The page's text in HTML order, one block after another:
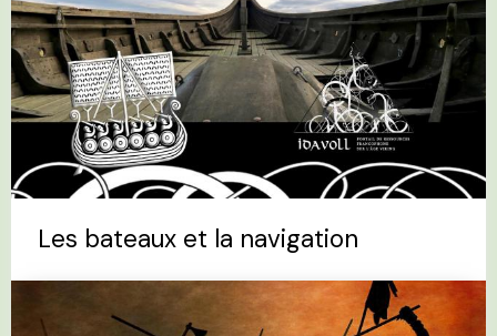
Les bateaux et la navigation